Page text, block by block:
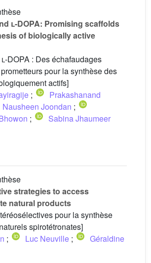
l-DOPA: Promising scaffolds
of biologically active
l-DOPA : Des échafaudages
pour la synthèse des
actifs]
;
Prakashanand
Nausheen Joondan ;
;
Sabina Jhaumeer
strategies to access
natural products
pour la synthèse
spirotétronates]
; Luc Neuville ;
Géraldine